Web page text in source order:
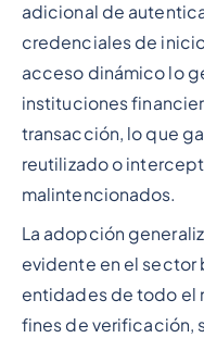
adicional de
credenciales de
acceso dinámico lo
instituciones
transacción, lo que
reutilizado o
malintencionados.
La adopción
evidente en el sector
entidades de todo el
fines de verificación,